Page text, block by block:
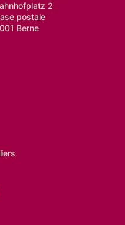
2
postale
Berne